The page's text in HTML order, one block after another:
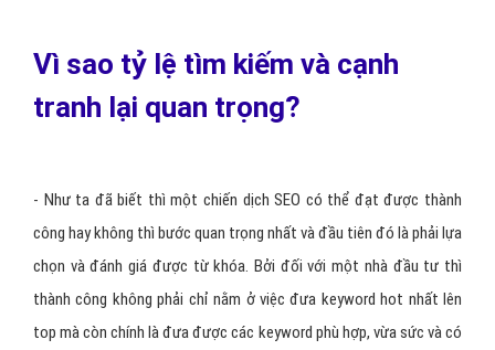
Vì sao tỷ lệ tìm kiếm và cạnh
tranh lại quan trọng?
- Như ta đã biết thì một chiến dịch SEO có thể đạt được thành
công hay không thì bước quan trọng nhất và đầu tiên đó là phải lựa
chọn và đánh giá được từ khóa. Bởi đối với một nhà đầu tư thì
thành công không phải chỉ nằm ở việc đưa keyword hot nhất lên
top mà còn chính là đưa được các keyword phù hợp, vừa sức và có